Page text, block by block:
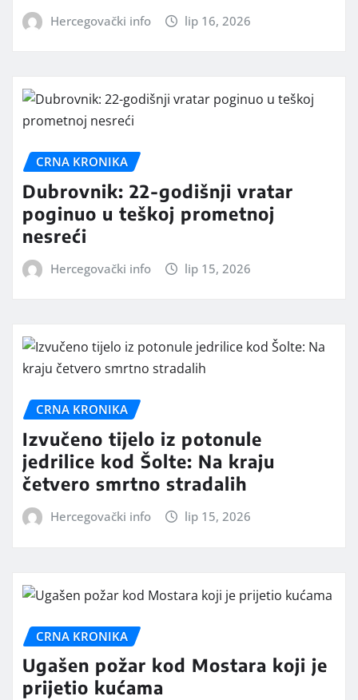
Hercegovački info lip 16, 2026
CRNA KRONIKA
Dubrovnik: 22-godišnji vratar
poginuo u teškoj prometnoj
nesreći
Hercegovački info lip 15, 2026
CRNA KRONIKA
Izvučeno tijelo iz potonule
jedrilice kod Šolte: Na kraju
četvero smrtno stradalih
Hercegovački info lip 15, 2026
CRNA KRONIKA
Ugašen požar kod Mostara koji je
prijetio kućama